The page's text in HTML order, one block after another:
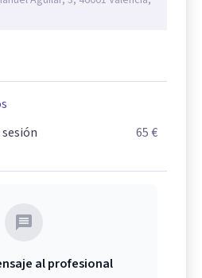
65 €
al profesional